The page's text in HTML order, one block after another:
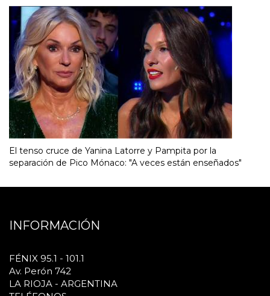
El tenso cruce de Yanina Latorre y Pampita por la
separación de Pico Mónaco: "A veces están enseñados"
INFORMACIÓN
FÉNIX 95.1 - 101.1
Av. Perón 742
LA RIOJA - ARGENTINA